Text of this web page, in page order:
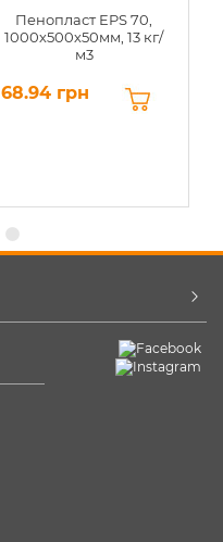
Пенопласт EPS 70,
1000х500х50мм, 13 кг/
м3
68.94 грн